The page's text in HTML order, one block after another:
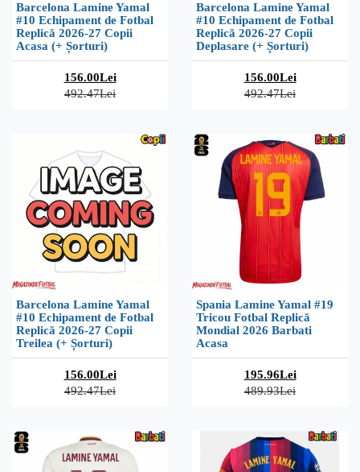
Barcelona Lamine Yamal
#10 Echipament de Fotbal
Replică 2026-27 Copii
Acasa (+ Șorturi)
156.00Lei
492.47Lei
Barcelona Lamine Yamal
#10 Echipament de Fotbal
Replică 2026-27 Copii
Deplasare (+ Șorturi)
156.00Lei
492.47Lei
Barcelona Lamine Yamal
#10 Echipament de Fotbal
Replică 2026-27 Copii
Treilea (+ Șorturi)
156.00Lei
492.47Lei
Spania Lamine Yamal #19
Tricou Fotbal Replică
Mondial 2026 Barbati
Acasa
195.96Lei
489.93Lei